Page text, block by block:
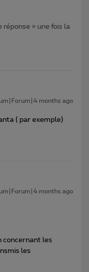
réponse » une fois la
months ago
( par exemple)
months ago
concernant les
les